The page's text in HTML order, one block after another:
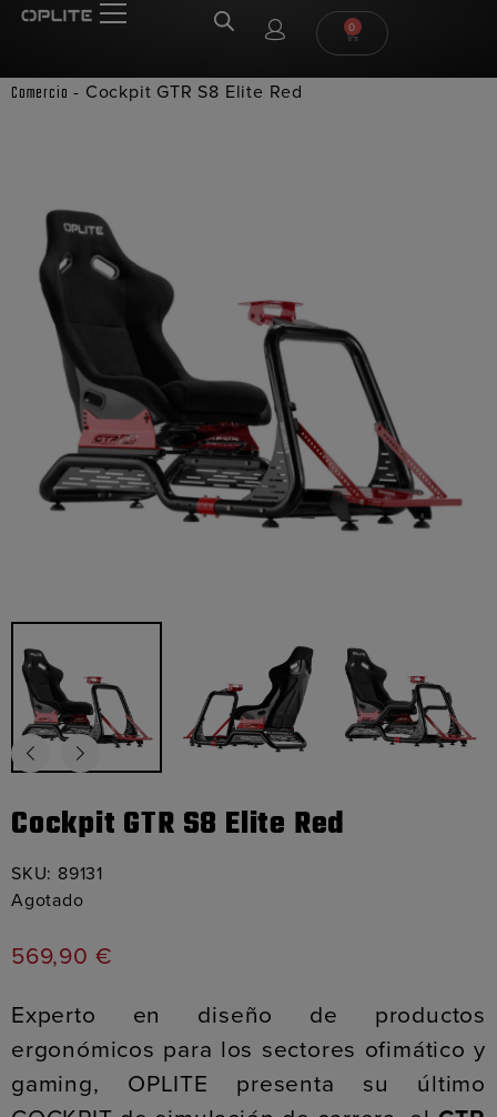
0
Comercio - Cockpit GTR S8 Elite Red
Cockpit GTR S8 Elite Red
SKU: 89131
Agotado
569,90 €
Experto en diseño de productos
ergonómicos para los sectores ofimático y
gaming, OPLITE presenta su último